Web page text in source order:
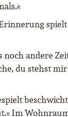
noch andere
du stehst
Im